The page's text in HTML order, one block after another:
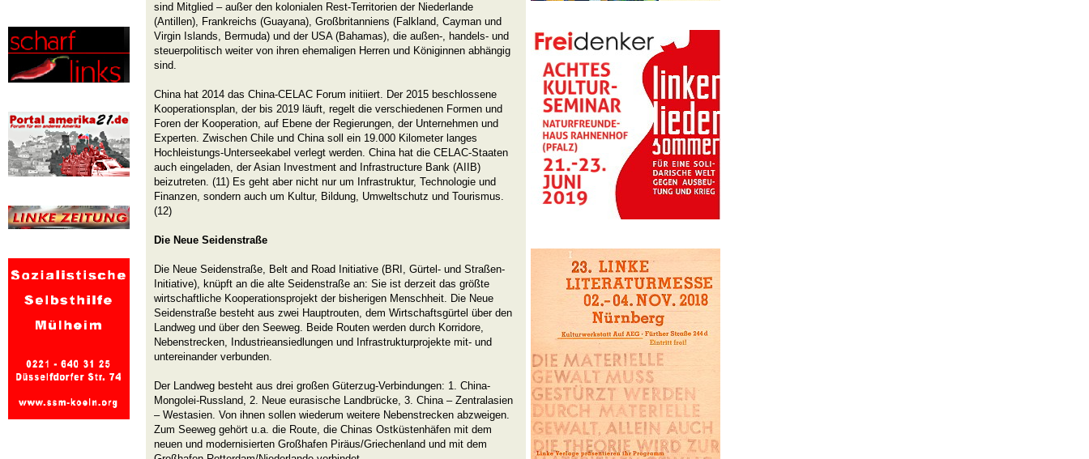
sind Mitglied – außer den kolonialen Rest-Territorien der Niederlande
(Antillen), Frankreichs (Guayana), Großbritanniens (Falkland, Cayman und
Virgin Islands, Bermuda) und der USA (Bahamas), die außen-, handels- und
steuerpolitisch weiter von ihren ehemaligen Herren und Königinnen abhängig
sind.
China hat 2014 das China-CELAC Forum initiiert. Der 2015 beschlossene
Kooperationsplan, der bis 2019 läuft, regelt die verschiedenen Formen und
Foren der Kooperation, auf Ebene der Regierungen, der Unternehmen und
Experten. Zwischen Chile und China soll ein 19.000 Kilometer langes
Hochleistungs-Unterseekabel verlegt werden. China hat die CELAC-Staaten
auch eingeladen, der Asian Investment and Infrastructure Bank (AIIB)
beizutreten. (11) Es geht aber nicht nur um Infrastruktur, Technologie und
Finanzen, sondern auch um Kultur, Bildung, Umweltschutz und Tourismus.
(12)
Die Neue Seidenstraße
Die Neue Seidenstraße, Belt and Road Initiative (BRI, Gürtel- und Straßen-
Initiative), knüpft an die alte Seidenstraße an: Sie ist derzeit das größte
wirtschaftliche Kooperationsprojekt der bisherigen Menschheit. Die Neue
Seidenstraße besteht aus zwei Hauptrouten, dem Wirtschaftsgürtel über den
Landweg und über den Seeweg. Beide Routen werden durch Korridore,
Nebenstrecken, Industrieansiedlungen und Infrastrukturprojekte mit- und
untereinander verbunden.
Der Landweg besteht aus drei großen Güterzug-Verbindungen: 1. China-
Mongolei-Russland, 2. Neue eurasische Landbrücke, 3. China – Zentralasien
– Westasien. Von ihnen sollen wiederum weitere Nebenstrecken abzweigen.
Zum Seeweg gehört u.a. die Route, die Chinas Ostküstenhäfen mit dem
neuen und modernisierten Großhafen Piräus/Griechenland und mit dem